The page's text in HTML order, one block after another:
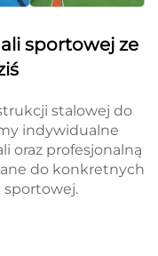
sportowej ze
stalowej do
indywidualne
oraz profesjonalną
do konkretnych
sportowej.